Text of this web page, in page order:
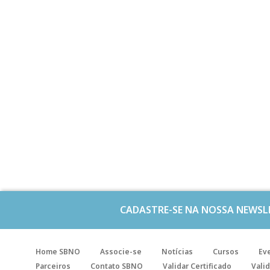
CADASTRE-SE NA NOSSA
Home SBNO Associe-se Notícias Cursos
Parceiros
Contato SBNO Validar Certificado